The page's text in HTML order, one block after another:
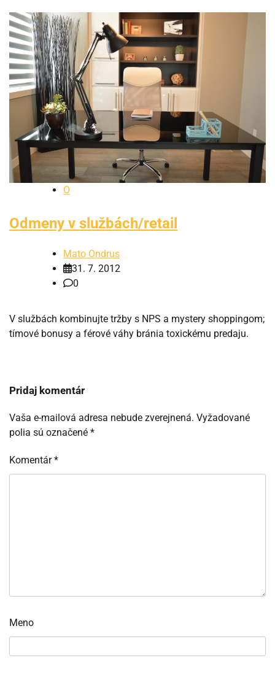
O
Odmeny v službách/retail
Mato Ondrus
31. 7. 2012
0
V službách kombinujte tržby s NPS a mystery shoppingom;
tímové bonusy a férové váhy bránia toxickému predaju.
Pridaj komentár
Vaša e-mailová adresa nebude zverejnená. Vyžadované
polia sú označené *
Komentár*
Meno